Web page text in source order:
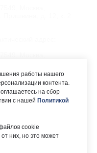
каталог:
НОК
ресурсы:
работы нашего
контента.
на сбор
с нашей Политикой
cookie
от них, но это может